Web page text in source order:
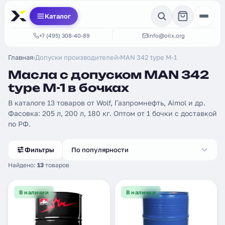
Каталог
+7 (495) 308-40-89 info@oilx.org
Главная›Допуски производителей›MAN 342 type M-1
Масла с допуском MAN 342
type M-1 в бочках
В каталоге 13 товаров от Wolf, Газпромнефть, Aimol и др.
Фасовка: 205 л, 200 л, 180 кг. Оптом от 1 бочки с доставкой
по РФ.
Фильтры
Найдено: 13 товаров
По популярности
В наличии В наличии